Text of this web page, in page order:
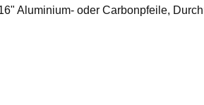
Aluminium- oder Carbonpfeile,